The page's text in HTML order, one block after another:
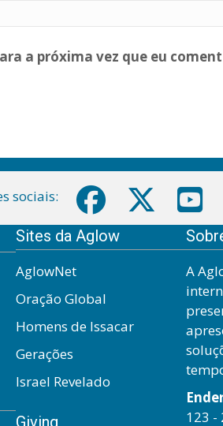
a próxima vez que eu
sociais:
Sites da Aglow
AglowNet
Oração Global
Homens de Issacar
Gerações
Israel Revelado
Giving
A
123 -